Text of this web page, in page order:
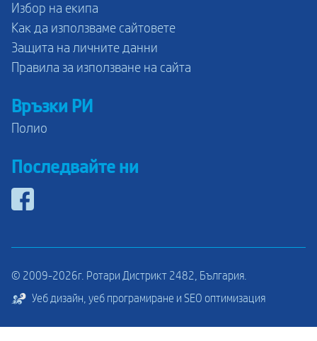
Избор на екипа
Как да използваме сайтовете
Защита на личните данни
Правила за използване на сайта
Връзки РИ
Полио
Последвайте ни
© 2009-2026г. Ротари Дистрикт 2482, България.
Уеб дизайн, уеб програмиране и SEO оптимизация